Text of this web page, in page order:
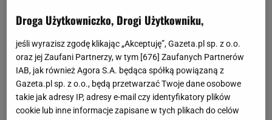
Nico Williamsa, ale nie miały wystarczającej ilości
pieniędzy, by sfinalizować ten ruch. Okazuje się
jednak, że miały okazję takowe pozyskać. Jeden z
gigantów futbolu proponował im fortunę za młodą
gwiazdę.
Droga Użytkowniczko, Drogi Użytkowniku,
jeśli wyrazisz zgodę klikając „Akceptuję”, Gazeta.pl sp. z o.o.
oraz jej Zaufani Partnerzy, w tym [676] Zaufanych Partnerów
IAB, jak również Agora S.A. będąca spółką powiązaną z
Gazeta.pl sp. z o.o., będą przetwarzać Twoje dane osobowe
takie jak adresy IP, adresy e-mail czy identyfikatory plików
cookie lub inne informacje zapisane w tych plikach do celów